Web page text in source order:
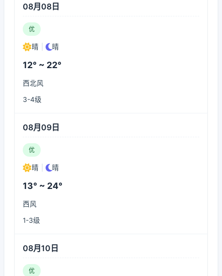
08月08日
优
晴 晴
12° ~ 22°
西北风
3-4级
08月09日
优
晴 晴
13° ~ 24°
西风
1-3级
08月10日
优